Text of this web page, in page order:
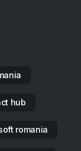
hub
romania